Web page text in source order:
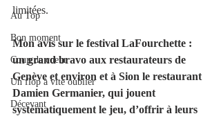
Au Top
Bon moment
Coup de coeur
Un flop à vite oublier
Décevant
limitées.
Mon avis sur le festival LaFourchette :
un grand bravo aux restaurateurs de
Genève et environ et à Sion le restaurant
Damien Germanier, qui jouent
systématiquement le jeu, d’offrir à leurs